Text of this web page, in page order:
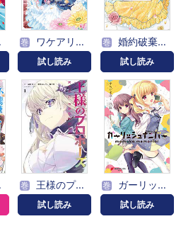
巻 ワケアリ令嬢ですが大逆転でハッピーエンドを迎えました！アンソロジーコミック
試し読み
巻 婚約破棄？ 悪役令嬢？ そんなの笑い飛ばしてハッピーエンドを掴みます！ アンソロジーコミック
試し読み
巻 王様のプロポーズ
試し読み
巻 ガーリッシュ ナンバー momoka memorial
試し読み